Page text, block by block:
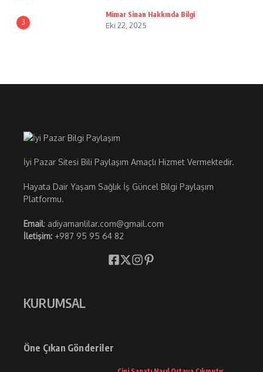
3
Mimar Sinan Hakkında Bilgi
Eki 22, 2025
İyi Pazar Sitesi Bili Paylaşım Amaçlı Hizmet Vermektedir.
Hayata Dair Yaşam Sağlık İş Güncel Bilgi Paylaşım
Platformu.
Email: adiyamanlilar.com@gmail.com
İletişim: +987 95 95 64 82
KURUMSAL
Öne Çıkan Gönderiler